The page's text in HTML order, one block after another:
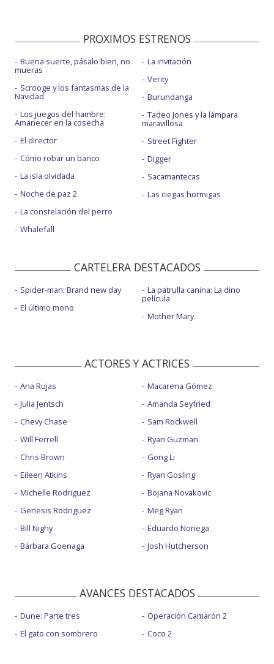
PROXIMOS ESTRENOS
Buena suerte, pásalo bien, no
mueras
Scrooge y los fantasmas de la
Navidad
Los juegos del hambre:
Amanecer en la cosecha
El director
Cómo robar un banco
La isla olvidada
Noche de paz 2
La constelación del perro
Whalefall
La invitación
Verity
Burundanga
Tadeo Jones y la lámpara
maravillosa
Street Fighter
Digger
Sacamantecas
Las ciegas hormigas
CARTELERA DESTACADOS
Spider-man: Brand new day
El último mono
La patrulla canina: La dino
película
Mother Mary
ACTORES Y ACTRICES
Ana Rujas
Julia Jentsch
Chevy Chase
Will Ferrell
Chris Brown
Eileen Atkins
Michelle Rodriguez
Genesis Rodriguez
Bill Nighy
Bárbara Goenaga
Macarena Gómez
Amanda Seyfried
Sam Rockwell
Ryan Guzman
Gong Li
Ryan Gosling
Bojana Novakovic
Meg Ryan
Eduardo Noriega
Josh Hutcherson
AVANCES DESTACADOS
Dune: Parte tres
El gato con sombrero
Operación Camarón 2
Coco 2